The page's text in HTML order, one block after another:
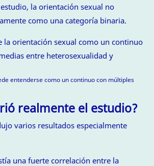
la orientación sexual no
como una categoría binaria.
entenderse como un continuo con múltiples
realmente el estudio?
varios resultados especialmente
una fuerte correlación entre la